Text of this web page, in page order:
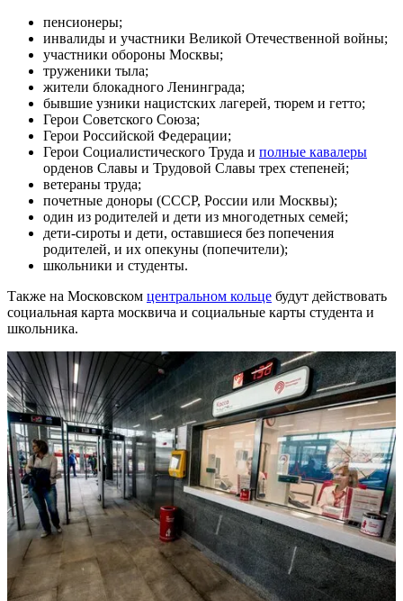
пенсионеры;
инвалиды и участники Великой Отечественной войны;
участники обороны Москвы;
труженики тыла;
жители блокадного Ленинграда;
бывшие узники нацистских лагерей, тюрем и гетто;
Герои Советского Союза;
Герои Российской Федерации;
Герои Социалистического Труда и полные кавалеры
орденов Славы и Трудовой Славы трех степеней;
ветераны труда;
почетные доноры (СССР, России или Москвы);
один из родителей и дети из многодетных семей;
дети-сироты и дети, оставшиеся без попечения
родителей, и их опекуны (попечители);
школьники и студенты.
Также на Московском центральном кольце будут действовать
социальная карта москвича и социальные карты студента и
школьника.